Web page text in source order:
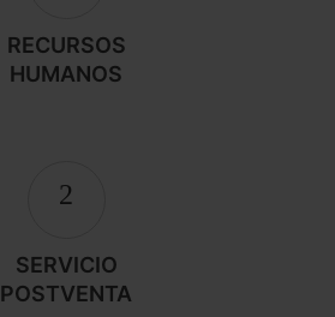
RECURSOS
HUMANOS
2
SERVICIO
POSTVENTA